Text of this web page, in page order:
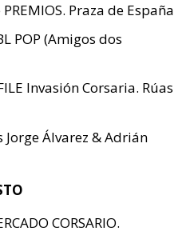
Praza de España
POP (Amigos dos
Invasión Corsaria. Rúas
Jorge Álvarez & Adrián
CORSARIO.